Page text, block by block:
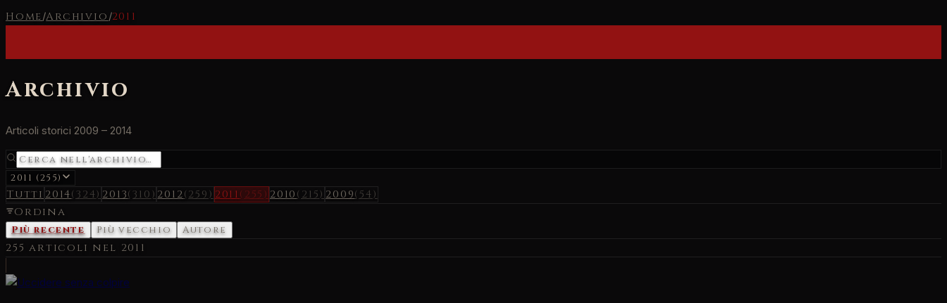
Home/Archivio/2011
Archivio
Articoli storici 2009 – 2014
2011 (255)
Tutti 2014( 324) 2013( 310) 2012(259) 2011( 255) 2010( 215) 2009( 54)
Ordina
Più recente Più vecchio Autore
255 articoli nel 2011